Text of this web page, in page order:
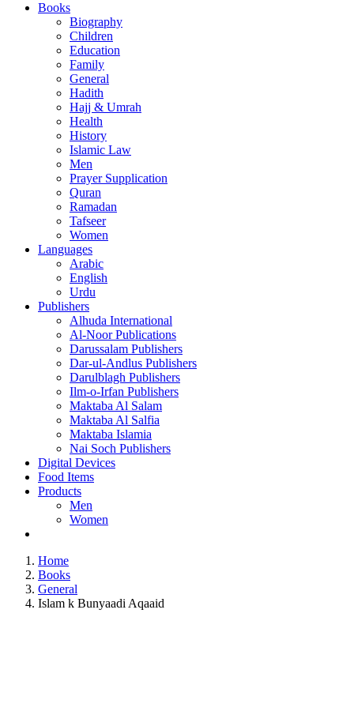
Books
Biography
Children
Education
Family
General
Hadith
Hajj & Umrah
Health
History
Islamic Law
Men
Prayer Supplication
Quran
Ramadan
Tafseer
Women
Languages
Arabic
English
Urdu
Publishers
Alhuda International
Al-Noor Publications
Darussalam Publishers
Dar-ul-Andlus Publishers
Darulblagh Publishers
Ilm-o-Irfan Publishers
Maktaba Al Salam
Maktaba Al Salfia
Maktaba Islamia
Nai Soch Publishers
Digital Devices
Food Items
Products
Men
Women
Home
Books
General
Islam k Bunyaadi Aqaaid